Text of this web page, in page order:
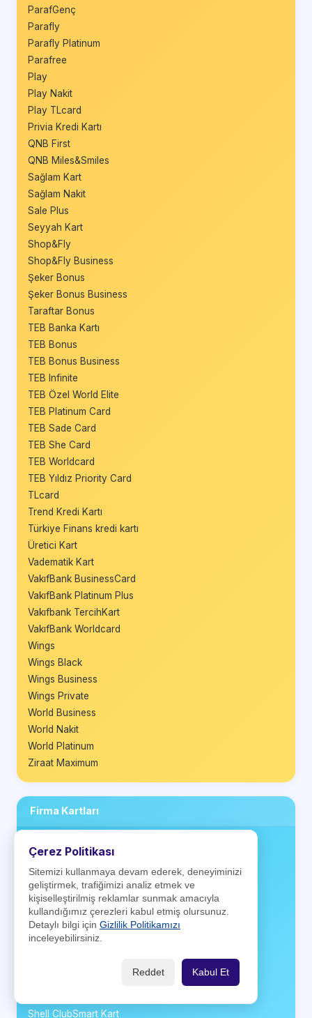
ParafGenç
Parafly
Parafly Platinum
Parafree
Play
Play Nakit
Play TLcard
Privia Kredi Kartı
QNB First
QNB Miles&Smiles
Sağlam Kart
Sağlam Nakit
Sale Plus
Seyyah Kart
Shop&Fly
Shop&Fly Business
Şeker Bonus
Şeker Bonus Business
Taraftar Bonus
TEB Banka Kartı
TEB Bonus
TEB Bonus Business
TEB Infinite
TEB Özel World Elite
TEB Platinum Card
TEB Sade Card
TEB She Card
TEB Worldcard
TEB Yıldız Priority Card
TLcard
Trend Kredi Kartı
Türkiye Finans kredi kartı
Üretici Kart
Vadematik Kart
VakıfBank BusinessCard
VakıfBank Platinum Plus
Vakıfbank TercihKart
VakıfBank Worldcard
Wings
Wings Black
Wings Business
Wings Private
World Business
World Nakit
World Platinum
Ziraat Maximum
Firma Kartları
A Card
Aytemiz Kart
BP Club Card
CarrefourSA Kart
Kartuş
Ki! Kart
Shell ClubSmart Kart
Çerez Politikası
Sitemizi kullanmaya devam ederek, deneyiminizi
geliştirmek, trafiğimizi analiz etmek ve
kişiselleştirilmiş reklamlar sunmak amacıyla
kullandığımız çerezleri kabul etmiş olursunuz.
Detaylı bilgi için Gizlilik Politikamızı
inceleyebilirsiniz.
Reddet Kabul Et